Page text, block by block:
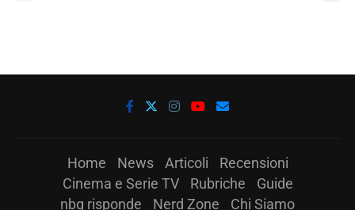
Home News Articoli
Recensioni
Cinema e Serie TV
Rubriche
Guide
nbg risponde
Nerd Zone Chi Siamo